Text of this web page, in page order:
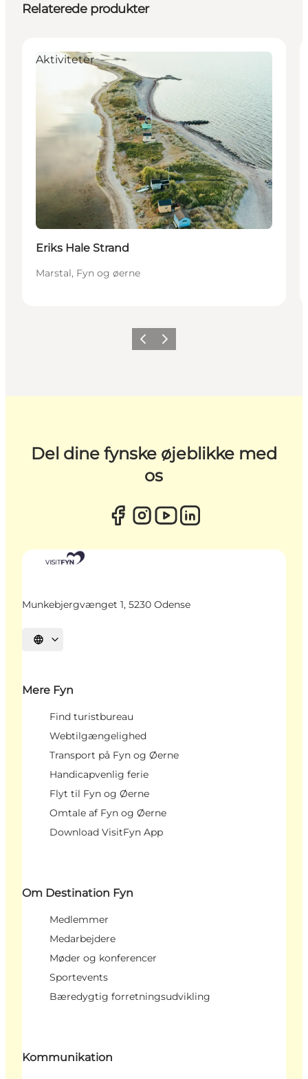
Relaterede produkter
Aktiviteter
Eriks Hale Strand
Marstal, Fyn og øerne
ForrigeNæste
Del dine fynske øjeblikke med
os
Munkebjergvænget 1, 5230 Odense
Vælg sprog
Mere Fyn
Find turistbureau
Webtilgængelighed
Transport på Fyn og Øerne
Handicapvenlig ferie
Flyt til Fyn og Øerne
Omtale af Fyn og Øerne
Download VisitFyn App
Om Destination Fyn
Medlemmer
Medarbejdere
Møder og konferencer
Sportevents
Bæredygtig forretningsudvikling
Kommunikation